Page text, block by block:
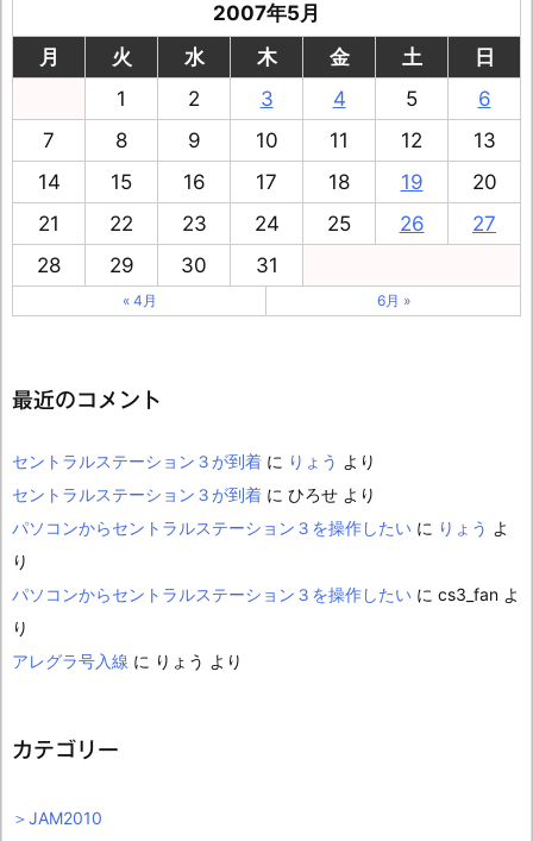
2007年5月
月
火 水 木 金 土
日
1
2 3 4 5
6
7
8 9 10 11 12
13
14
15 16 17 18 19
20
21
22 23 24 25 26
27
28
29 30 31
« 4月 6月 »
最近のコメント
セントラルステーション３が到着 に りょう より
セントラルステーション３が到着 に ひろせ より
パソコンからセントラルステーション３を操作したい に りょう よ
り
パソコンからセントラルステーション３を操作したい に cs3_fan よ
り
アレグラ号入線 に りょう より
カテゴリー
＞JAM2010